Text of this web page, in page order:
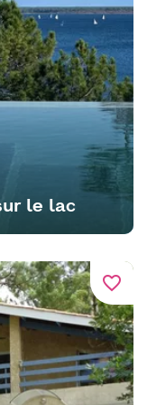
le lac
favorite_border